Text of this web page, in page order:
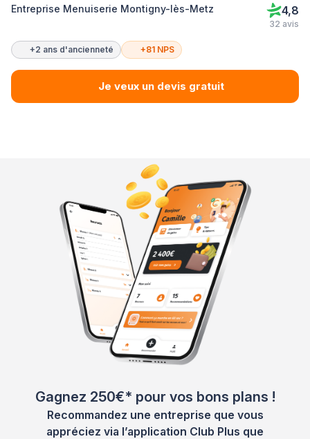
Entreprise Menuiserie Montigny-lès-Metz 4,8
32 avis
+2 ans d'ancienneté +81 NPS
Je veux un devis gratuit
Gagnez 250€* pour vos bons plans !
Recommandez une entreprise que vous
appréciez via l’application Club Plus que